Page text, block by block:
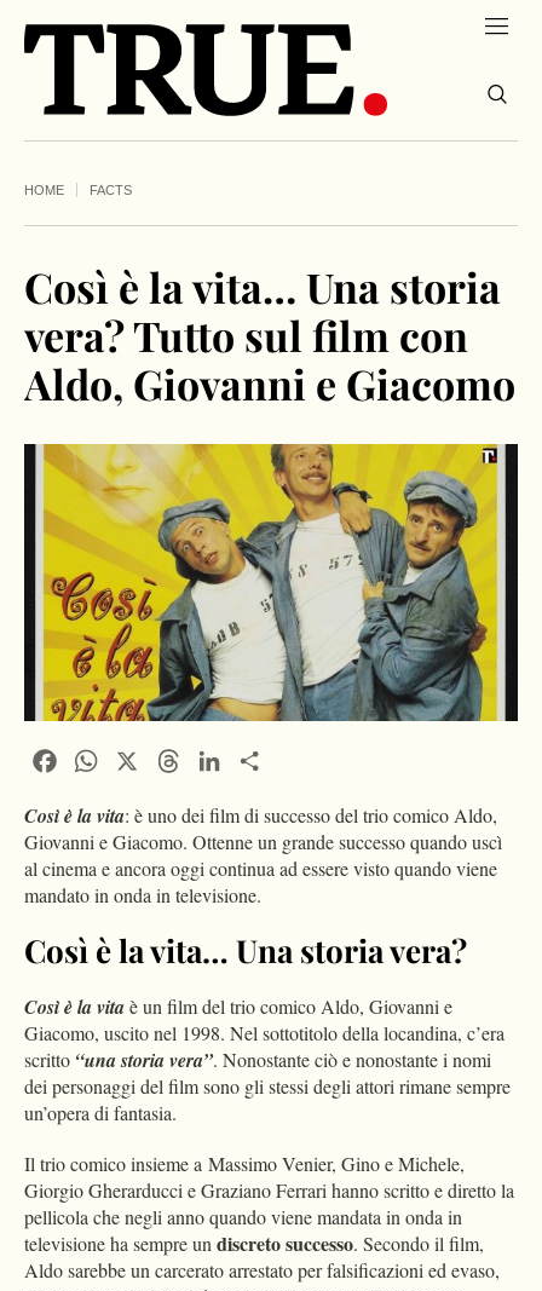
HOME FACTS
Così è la vita… Una storia
vera? Tutto sul film con
Aldo, Giovanni e Giacomo
FacebookWhatsApp ThreadsLinkedIn
Così è la vita: è uno dei film di successo del trio comico Aldo,
Giovanni e Giacomo. Ottenne un grande successo quando uscì
al cinema e ancora oggi continua ad essere visto quando viene
mandato in onda in televisione.
Così è la vita… Una storia vera?
Così è la vitaè un film del trio comico Aldo, Giovanni e
Giacomo, uscito nel 1998. Nel sottotitolo della locandina, c’era
scritto “una storia vera”. Nonostante ciò e nonostante i nomi
dei personaggi del film sono gli stessi degli attori rimane sempre
un’opera di fantasia.
Il trio comico insieme a Massimo Venier, Gino e Michele,
Giorgio Gherarducci e Graziano Ferrari hanno scritto e diretto la
pellicola che negli anno quando viene mandata in onda in
televisione ha sempre undiscreto successo. Secondo il film,
Aldo sarebbe un carcerato arrestato per falsificazioni ed evaso,